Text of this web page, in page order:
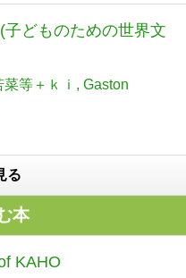
どものための世界文
菜等＋ｋｉ
Gaston
る
本
KAHO